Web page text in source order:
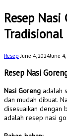
Resep
Tradisional
Resep·June 4, 2024June
Resep Nasi
Nasi Goreng adalah
dan mudah dibuat.
disesuaikan dengan
adalah resep nasi